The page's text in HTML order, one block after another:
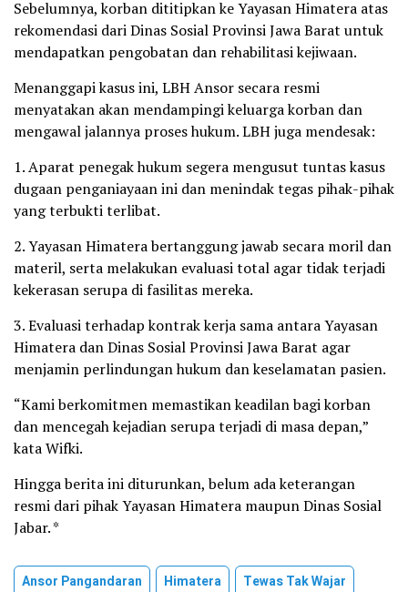
Sebelumnya, korban dititipkan ke Yayasan Himatera atas
rekomendasi dari Dinas Sosial Provinsi Jawa Barat untuk
mendapatkan pengobatan dan rehabilitasi kejiwaan.
Menanggapi kasus ini, LBH Ansor secara resmi
menyatakan akan mendampingi keluarga korban dan
mengawal jalannya proses hukum. LBH juga mendesak:
1. Aparat penegak hukum segera mengusut tuntas kasus
dugaan penganiayaan ini dan menindak tegas pihak-pihak
yang terbukti terlibat.
2. Yayasan Himatera bertanggung jawab secara moril dan
materil, serta melakukan evaluasi total agar tidak terjadi
kekerasan serupa di fasilitas mereka.
3. Evaluasi terhadap kontrak kerja sama antara Yayasan
Himatera dan Dinas Sosial Provinsi Jawa Barat agar
menjamin perlindungan hukum dan keselamatan pasien.
“Kami berkomitmen memastikan keadilan bagi korban
dan mencegah kejadian serupa terjadi di masa depan,”
kata Wifki.
Hingga berita ini diturunkan, belum ada keterangan
resmi dari pihak Yayasan Himatera maupun Dinas Sosial
Jabar. *
Ansor Pangandaran Himatera Tewas Tak Wajar